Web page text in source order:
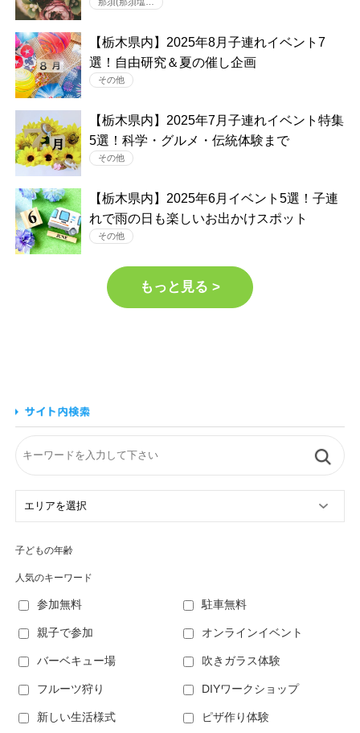
【栃木県内】2025年8月子連れイベント7
選！自由研究＆夏の催し企画
その他
【栃木県内】2025年7月子連れイベント特集
5選！科学・グルメ・伝統体験まで
その他
【栃木県内】2025年6月イベント5選！子連
れで雨の日も楽しいお出かけスポット
その他
もっと見る >
子どもの年齢
人気のキーワード
参加無料 駐車無料
親子で参加 オンラインイベント
バーベキュー場 吹きガラス体験
フルーツ狩り DIYワークショップ
新しい生活様式 ピザ作り体験